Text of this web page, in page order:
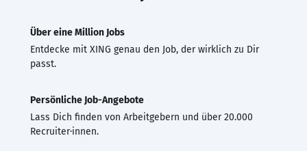
Über eine Million Jobs
Entdecke mit XING genau den Job, der wirklich zu Dir
passt.
Persönliche Job-Angebote
Lass Dich finden von Arbeitgebern und über 20.000
Recruiter·innen.